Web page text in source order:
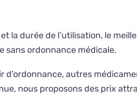
la durée de l’utilisation, le
sans ordonnance médicale.
autres
nous proposons des prix